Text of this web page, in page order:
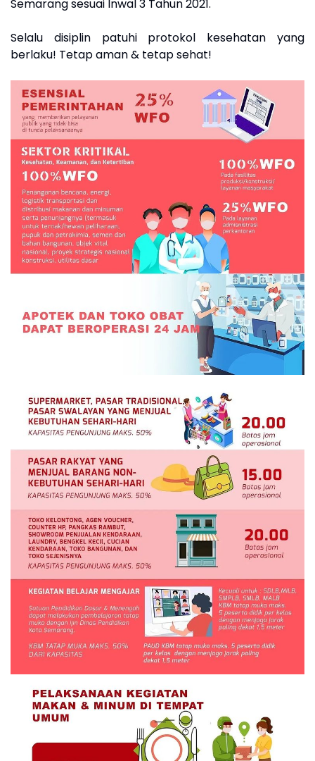
Semarang sesuai Inwal 3 Tahun 2021.
Selalu disiplin patuhi protokol kesehatan yang
berlaku! Tetap aman & tetap sehat!